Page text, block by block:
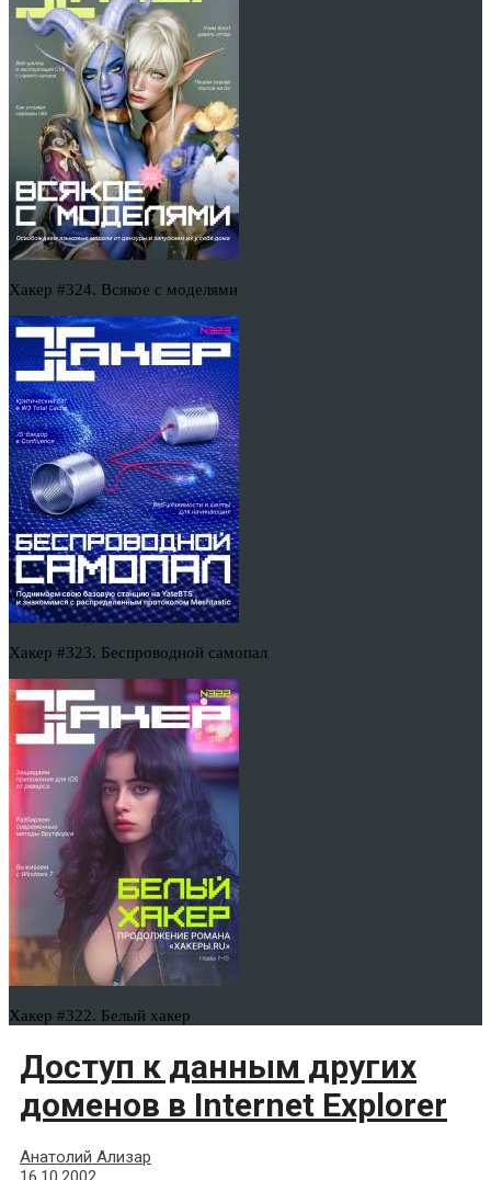
Хакер #324. Всякое с моделями
Хакер #323. Беспроводной самопал
Хакер #322. Белый хакер
Доступ к данным других
доменов в Internet Explorer
Анатолий Ализар